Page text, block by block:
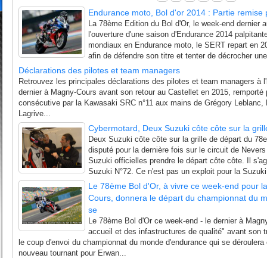
Endurance moto, Bol d'or 2014 : Partie remise
La 78ème Edition du Bol d'Or, le week-end dernier
l'ouverture d'une saison d'Endurance 2014
mondiaux en Endurance moto, le SERT repart en
afin de défendre son titre et tenter de décrocher
Déclarations des pilotes et team managers
Retrouvez les principales déclarations des pilotes et team managers à
dernier à Magny-Cours avant son retour au Castellet en 2015,
consécutive par la Kawasaki SRC n°11 aux mains de Grégory
Lagrive...
Cybermotard, Deux Suzuki côte côte sur la
Deux Suzuki côte côte sur la grille de départ du
disputé pour la dernière fois sur le circuit de
Suzuki officielles prendre le départ côte côte. Il
Suzuki N°72. Ce n'est pas un exploit pour la
Le 78ème Bol d'Or, à vivre ce week-end pour
Cours, donnera le départ du championnat du
se
Le 78ème Bol d'Or ce week-end - le dernier à
accueil et des infastructures de qualité" avant son
le coup d'envoi du championnat du monde d'endurance qui se
nouveau tournant pour Erwan...